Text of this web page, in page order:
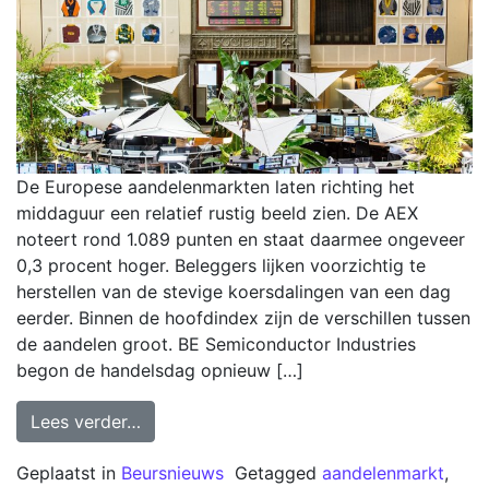
De Europese aandelenmarkten laten richting het
middaguur een relatief rustig beeld zien. De AEX
noteert rond 1.089 punten en staat daarmee ongeveer
0,3 procent hoger. Beleggers lijken voorzichtig te
herstellen van de stevige koersdalingen van een dag
eerder. Binnen de hoofdindex zijn de verschillen tussen
de aandelen groot. BE Semiconductor Industries
begon de handelsdag opnieuw […]
Lees verder…
Geplaatst in Beursnieuws Getagged aandelenmarkt,